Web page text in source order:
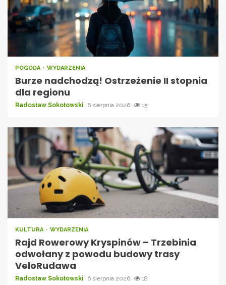
POGODA WYDARZENIA
Burze nadchodzą! Ostrzeżenie II stopnia
dla regionu
Radosław Sokołowski 6 sierpnia 2026 15
KULTURA WYDARZENIA
Rajd Rowerowy Kryspinów – Trzebinia
odwołany z powodu budowy trasy
VeloRudawa
Radosław Sokołowski 6 sierpnia 2026 18